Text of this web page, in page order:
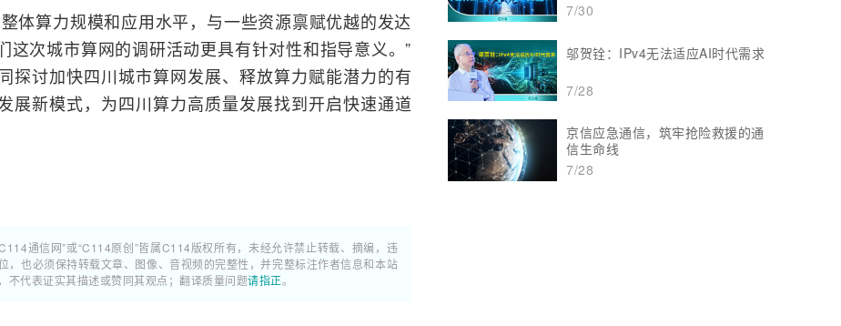
体算力规模和应用水平，与一些资源禀赋优越的发达
这次城市算网的调研活动更具有针对性和指导意义。”
探讨加快四川城市算网发展、释放算力赋能潜力的有
展新模式，为四川算力高质量发展找到开启快速通道
通信网”或“C114原创”皆属C114版权所有，未经允许禁止转载、摘编，违
，也必须保持转载文章、图像、音视频的完整性，并完整标注作者信息和本站
不代表证实其描述或赞同其观点；翻译质量问题请指正。
7/30
邬贺铨：IPv4无法适应AI时代需求
7/28
京信应急通信，筑牢抢险救援的通
信生命线
7/28